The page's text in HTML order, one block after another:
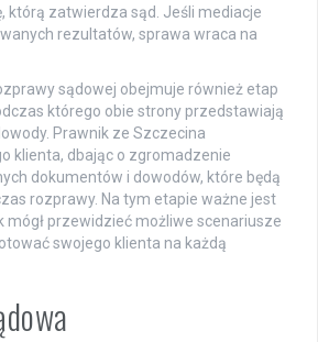
którą zatwierdza sąd. Jeśli mediacje
rezultatów, sprawa wraca na
sądowej obejmuje również etap
którego obie strony przedstawiają
Prawnik ze Szczecina
klienta, dbając o zgromadzenie
dokumentów i dowodów, które będą
rozprawy. Na tym etapie ważne jest
mógł przewidzieć możliwe scenariusze
swojego klienta na każdą